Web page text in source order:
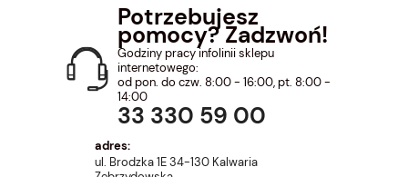
Potrzebujesz
pomocy? Zadzwoń!
Godziny pracy infolinii sklepu
internetowego:
od pon. do czw. 8:00 - 16:00, pt. 8:00 -
14:00
33 330 59 00
adres:
ul. Brodzka 1E 34-130 Kalwaria